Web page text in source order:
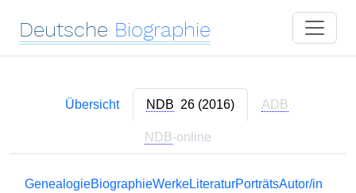
Deutsche Biographie
Übersicht NDB 26 (2016) ADB
NDB-online
GenealogieBiographieWerkeLiteraturPorträtsAutor/in